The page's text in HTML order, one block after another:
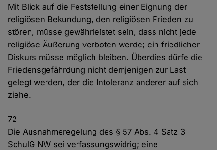
Mit Blick auf die Feststellung einer Eignung der
religiösen Bekundung, den religiösen Frieden zu
stören, müsse gewährleistet sein, dass nicht jede
religiöse Äußerung verboten werde; ein friedlicher
Diskurs müsse möglich bleiben. Überdies dürfe die
Friedensgefährdung nicht demjenigen zur Last
gelegt werden, der die Intoleranz anderer auf sich
ziehe.
72
Die Ausnahmeregelung des § 57 Abs. 4 Satz 3
SchulG NW sei verfassungswidrig; eine